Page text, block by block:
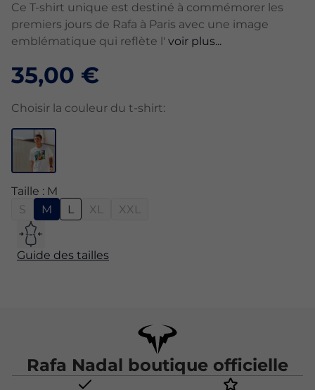
Ce T-shirt unique est destiné à commémorer les
premiers jours de Rafa à Paris avec une image
emblématique qui reflète l' voir plus...
35,00 €
Choisir la couleur du t-shirt:
Taille : M
S
M L XL XXL
Guide des tailles
Rafa Nadal boutique officielle